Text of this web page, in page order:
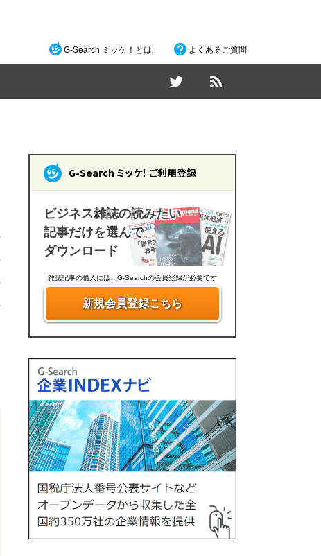
G-Search ミッケ！とは よくあるご質問
G-Search ミッケ！ ご利用登録
ビジネス雑誌の読みたい
記事だけを選んで
ダウンロード
雑誌記事の購入には、G-Searchの会員登録が必要です
新規会員登録こちら